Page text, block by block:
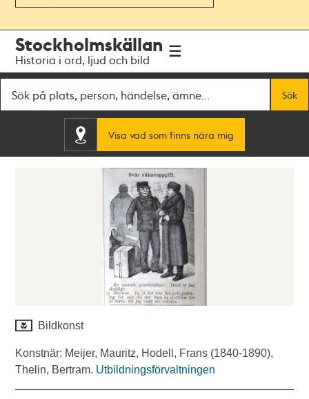
navigationen
huvudinnehållet
Stockholmskällan
Historia i ord, ljud och bild
Sök
Visa vad som finns nära mig
Bildkonst
Konstnär: Meijer, Mauritz, Hodell, Frans (1840-1890),
Thelin, Bertram. Utbildningsförvaltningen